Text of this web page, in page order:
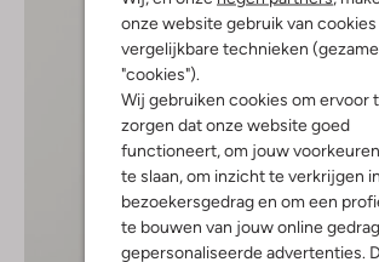
onze website gebruik van cookies
vergelijkbare technieken
"cookies").
Wij gebruiken cookies om ervoor
zorgen dat onze website goed
functioneert, om jouw
te slaan, om inzicht te verkrijgen in
bezoekersgedrag en om een
te bouwen van jouw online
gepersonaliseerde advertenties.